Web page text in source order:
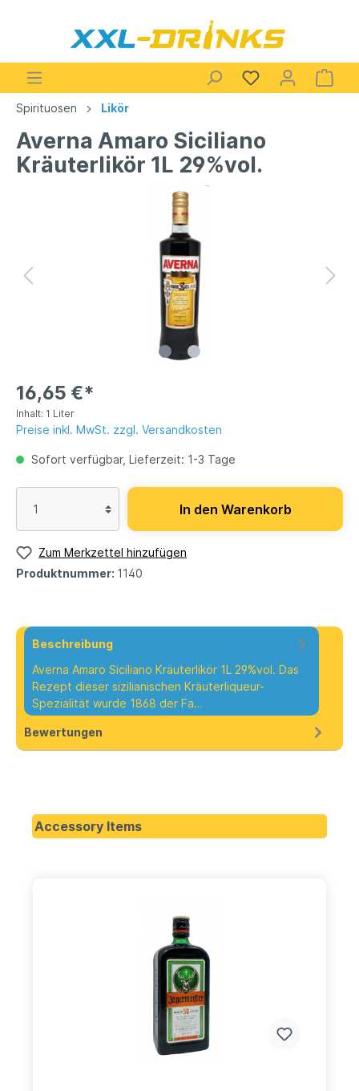
Spirituosen Likör
Averna Amaro Siciliano
Kräuterlikör 1L 29%vol.
16,65 €*
Inhalt: 1 Liter
Preise inkl. MwSt. zzgl. Versandkosten
Sofort verfügbar, Lieferzeit: 1-3 Tage
In den Warenkorb
Zum Merkzettel hinzufügen
Produktnummer: 1140
Beschreibung
Averna Amaro Siciliano Kräuterlikör 1L 29%vol. Das
Rezept dieser sizilianischen Kräuterliqueur-
Spezialität wurde 1868 der Fa…
Bewertungen
Accessory Items